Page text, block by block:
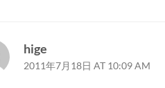
hige
2011年7月18日 AT 10:09 AM